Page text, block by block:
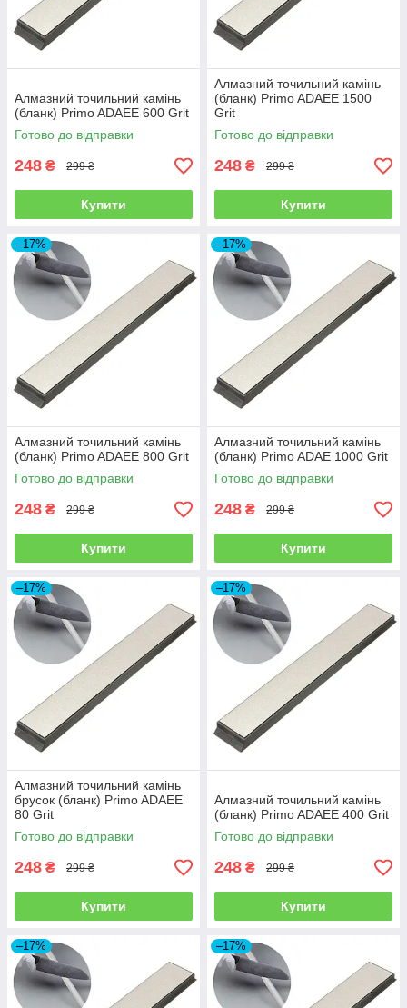
Алмазний точильний камінь
(бланк) Primo ADAEE 600 Grit
Готово до відправки
248 ₴ 299 ₴
Купити
Алмазний точильний камінь
(бланк) Primo ADAEE 1500
Grit
Готово до відправки
248 ₴ 299 ₴
Купити
–17%
Алмазний точильний камінь
(бланк) Primo ADAEE 800 Grit
Готово до відправки
248 ₴ 299 ₴
Купити
–17%
Алмазний точильний камінь
(бланк) Primo ADAE 1000 Grit
Готово до відправки
248 ₴ 299 ₴
Купити
–17%
Алмазний точильний камінь
брусок (бланк) Primo ADAEE
80 Grit
Готово до відправки
248 ₴ 299 ₴
Купити
–17%
Алмазний точильний камінь
(бланк) Primo ADAEE 400 Grit
Готово до відправки
248 ₴ 299 ₴
Купити
–17% –17%